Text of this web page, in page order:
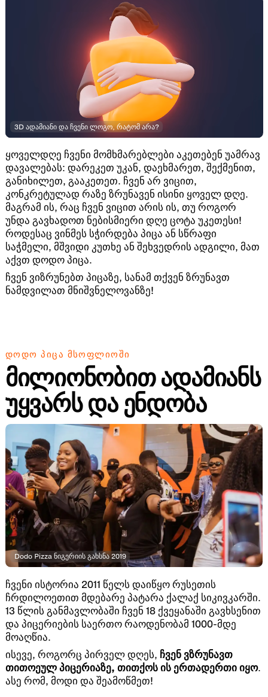
3D ადამიანი და ჩვენი ლოგო, რატომ არა?
ყოველდღე ჩვენი მომხმარებლები აკეთებენ უამრავ
დავალებას: დარეკეთ უკან, დაეხმარეთ, შექმენით,
განიხილეთ, გააკეთეთ. ჩვენ არ ვიცით,
კონკრეტულად რაზე ზრუნავენ ისინი ყოველ დღე.
მაგრამ ის, რაც ჩვენ ვიცით არის ის, თუ როგორ
უნდა გავხადოთ ნებისმიერი დღე ცოტა უკეთესი!
როდესაც ვინმეს სჭირდება პიცა ან სწრაფი
საჭმელი, მშვიდი კუთხე ან შეხვედრის ადგილი, მათ
აქვთ დოდო პიცა.
ჩვენ ვიზრუნებთ პიცაზე, სანამ თქვენ ზრუნავთ
ნამდვილათ მნიშვნელოვანზე!
ᲓᲝᲓᲝ ᲞᲘᲪᲐ ᲛᲡᲝᲤᲚᲘᲝᲨᲘ
მილიონობით ადამიანს
უყვარს და ენდობა
Dodo Pizza ნიგერიის გახსნა 2019
ჩვენი ისტორია 2011 წელს დაიწყო რუსეთის
ჩრდილოეთით მდებარე პატარა ქალაქ სიკივკარში.
13 წლის განმავლობაში ჩვენ 18 ქვეყანაში გავხსენით
და პიცერიების საერთო რაოდენობამ 1000-მდე
მოაღწია.
ისევე, როგორც პირველ დღეს, ჩვენ ვზრუნავთ
თითოეულ პიცერიაზე, თითქოს ის ერთადერთი იყო.
ასე რომ, მოდი და შეამოწმეთ!